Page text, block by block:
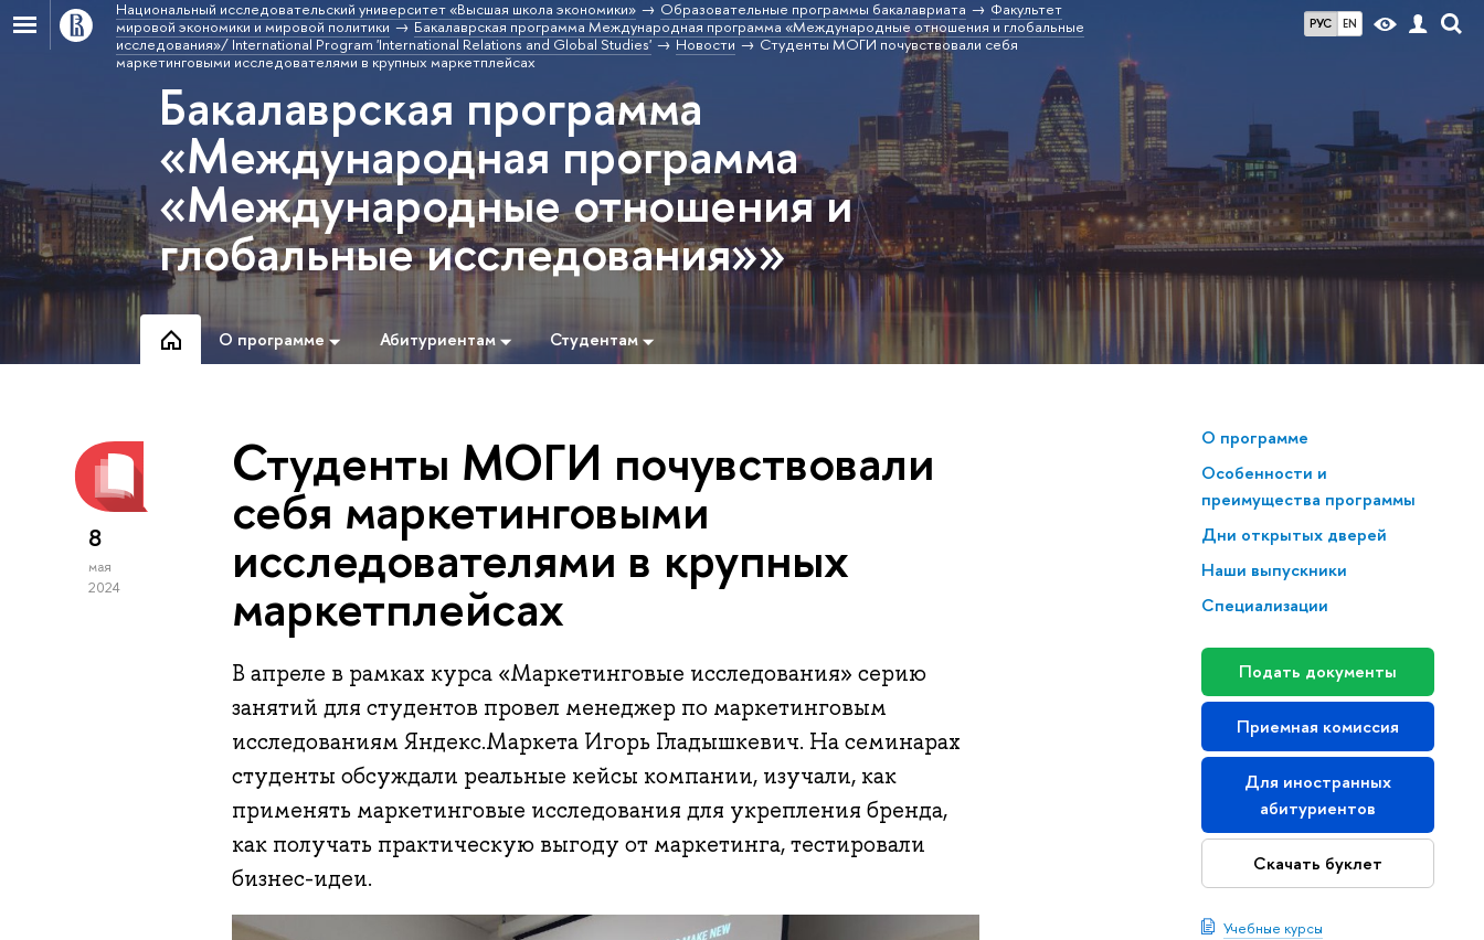
РУС EN
Национальный исследовательский университет «Высшая школа экономики» Образовательные программы бакалавриата
Факультет
мировой экономики и мировой политики
Бакалаврская программа Международная программа «Международные отношения и глобальные
исследования»/ International Program 'International Relations and Global Studies'
Новости
Студенты МОГИ почувствовали себя
маркетинговыми исследователями в крупных маркетплейсах
Бакалаврская программа
«Международная программа
«Международные отношения и
глобальные исследования»»
О программе Абитуриентам Студентам
О программе
Особенности и
преимущества программы
Дни открытых дверей
Наши выпускники
Специализации
Подать документы
Приемная комиссия
Для иностранных
абитуриентов
Скачать буклет
Учебные курсы
8
мая
2024
Студенты МОГИ почувствовали
себя маркетинговыми
исследователями в крупных
маркетплейсах
В апреле в рамках курса «Маркетинговые исследования» серию
занятий для студентов провел менеджер по маркетинговым
исследованиям Яндекс.Маркета Игорь Гладышкевич. На семинарах
студенты обсуждали реальные кейсы компании, изучали, как
применять маркетинговые исследования для укрепления бренда,
как получать практическую выгоду от маркетинга, тестировали
бизнес-идеи.